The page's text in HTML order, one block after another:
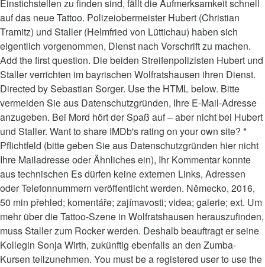
Einstichstellen zu finden sind, fällt die Aufmerksamkeit schnell
auf das neue Tattoo. Polizeiobermeister Hubert (Christian
Tramitz) und Staller (Helmfried von Lüttichau) haben sich
eigentlich vorgenommen, Dienst nach Vorschrift zu machen.
Add the first question. Die beiden Streifenpolizisten Hubert und
Staller verrichten im bayrischen Wolfratshausen ihren Dienst.
Directed by Sebastian Sorger. Use the HTML below. Bitte
vermeiden Sie aus Datenschutzgründen, Ihre E-Mail-Adresse
anzugeben. Bei Mord hört der Spaß auf – aber nicht bei Hubert
und Staller. Want to share IMDb's rating on your own site? *
Pflichtfeld (bitte geben Sie aus Datenschutzgründen hier nicht
Ihre Mailadresse oder Ähnliches ein), Ihr Kommentar konnte
aus technischen Es dürfen keine externen Links, Adressen
oder Telefonnummern veröffentlicht werden. Německo, 2016,
50 min přehled; komentáře; zajímavosti; videa; galerie; ext. Um
mehr über die Tattoo-Szene in Wolfratshausen herauszufinden,
muss Staller zum Rocker werden. Deshalb beauftragt er seine
Kollegin Sonja Wirth, zukünftig ebenfalls an den Zumba-
Kursen teilzunehmen. You must be a registered user to use the